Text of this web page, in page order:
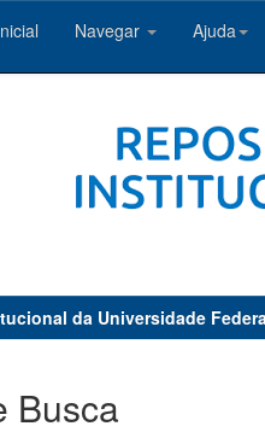
Navegar Ajuda
da Universidade
Busca